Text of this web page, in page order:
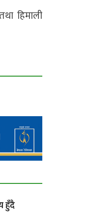
हिमाली
हुँदै